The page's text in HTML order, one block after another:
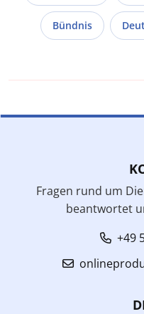
Bündnis
Fragen rund um
beantwortet
+49